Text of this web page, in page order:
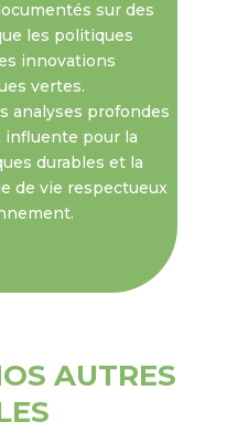
sur des
les politiques
innovations
vertes.
analyses profondes
influente pour la
durables et la
de vie respectueux
AUTRES